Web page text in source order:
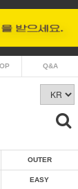
Q&A
OUTER
EASY